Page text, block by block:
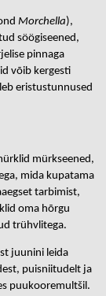
Morchella),
söögiseened,
pinnaga
võib kergesti
eristustunnused
mürkseened,
mida kupatama
tarbimist,
oma hõrgu
trühvlitega.
juunini leida
puisniitudelt ja
puukooremultšil.